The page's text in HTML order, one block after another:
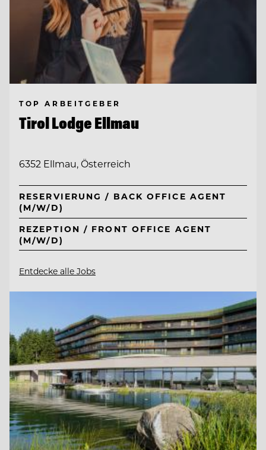
TOP ARBEITGEBER
Tirol Lodge Ellmau
6352 Ellmau, Österreich
RESERVIERUNG / BACK OFFICE AGENT
(M/W/D)
REZEPTION / FRONT OFFICE AGENT
(M/W/D)
Entdecke alle Jobs